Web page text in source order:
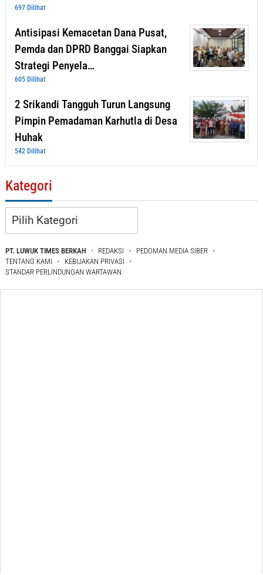
697 Dilihat
Antisipasi Kemacetan Dana Pusat,
Pemda dan DPRD Banggai Siapkan
Strategi Penyela…
605 Dilihat
2 Srikandi Tangguh Turun Langsung
Pimpin Pemadaman Karhutla di Desa
Huhak
542 Dilihat
Kategori
Kategori
PT. LUWUK TIMES BERKAH REDAKSI
PEDOMAN MEDIA SIBER
TENTANG KAMI
KEBIJAKAN PRIVASI
STANDAR PERLINDUNGAN WARTAWAN